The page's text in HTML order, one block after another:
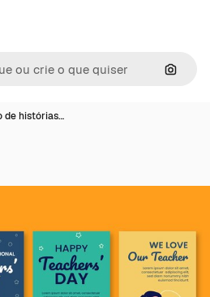
de histórias…